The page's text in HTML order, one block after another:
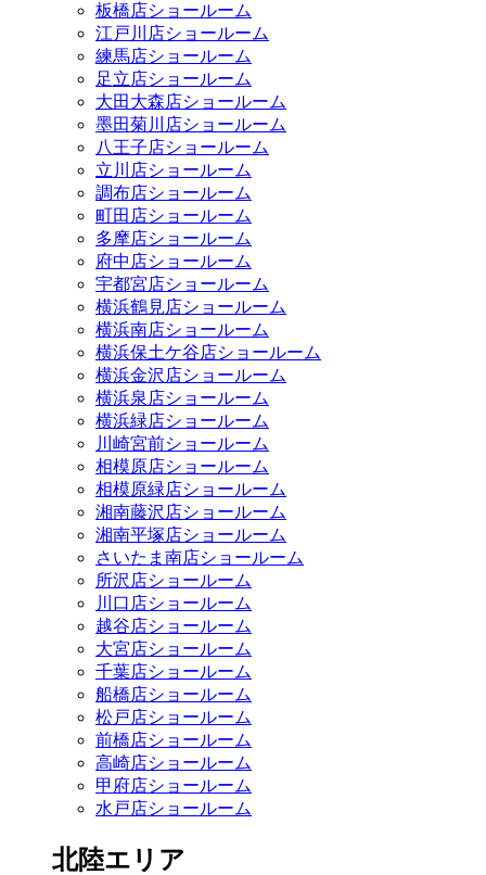
板橋店ショールーム
江戸川店ショールーム
練馬店ショールーム
足立店ショールーム
大田大森店ショールーム
墨田菊川店ショールーム
八王子店ショールーム
立川店ショールーム
調布店ショールーム
町田店ショールーム
多摩店ショールーム
府中店ショールーム
宇都宮店ショールーム
横浜鶴見店ショールーム
横浜南店ショールーム
横浜保土ケ谷店ショールーム
横浜金沢店ショールーム
横浜泉店ショールーム
横浜緑店ショールーム
川崎宮前ショールーム
相模原店ショールーム
相模原緑店ショールーム
湘南藤沢店ショールーム
湘南平塚店ショールーム
さいたま南店ショールーム
所沢店ショールーム
川口店ショールーム
越谷店ショールーム
大宮店ショールーム
千葉店ショールーム
船橋店ショールーム
松戸店ショールーム
前橋店ショールーム
高崎店ショールーム
甲府店ショールーム
水戸店ショールーム
北陸エリア